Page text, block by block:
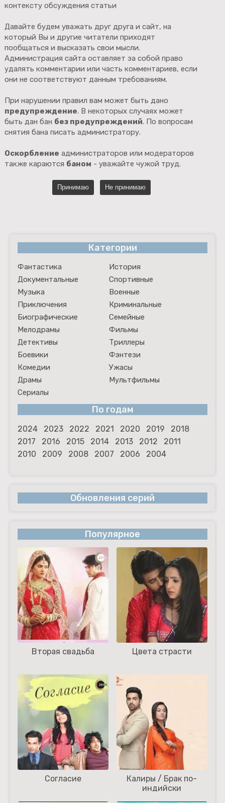
контексту обсуждения статьи
Давайте будем уважать друг друга и сайт, на
который Вы и другие читатели приходят
пообщаться и высказать свои мысли.
Администрация сайта оставляет за собой право
удалять комментарии или часть комментариев, если
они не соответствуют данным требованиям.
При нарушении правил вам может быть дано
предупреждение. В некоторых случаях может
быть дан бан без предупреждений. По вопросам
снятия бана писать администратору.
Оскорбление администраторов или модераторов
также караются баном - уважайте чужой труд.
Категории
Фантастика
История
Документальные
Спортивные
Музыка
Военные
Приключения
Криминальные
Биографические
Семейные
Мелодрамы
Фильмы
Детективы
Триллеры
Боевики
Фэнтези
Комедии
Ужасы
Драмы
Мультфильмы
Сериалы
По годам
2024 2023 2022 2021 2020 2019
2018
2017
2016 2015 2014 2013 2012
2011
2010
2009 2008 2007 2006 2004
Обновления серий
Популярное
Вторая свадьба Цвета страсти
Согласие
Калиры / Брак по-
индийски